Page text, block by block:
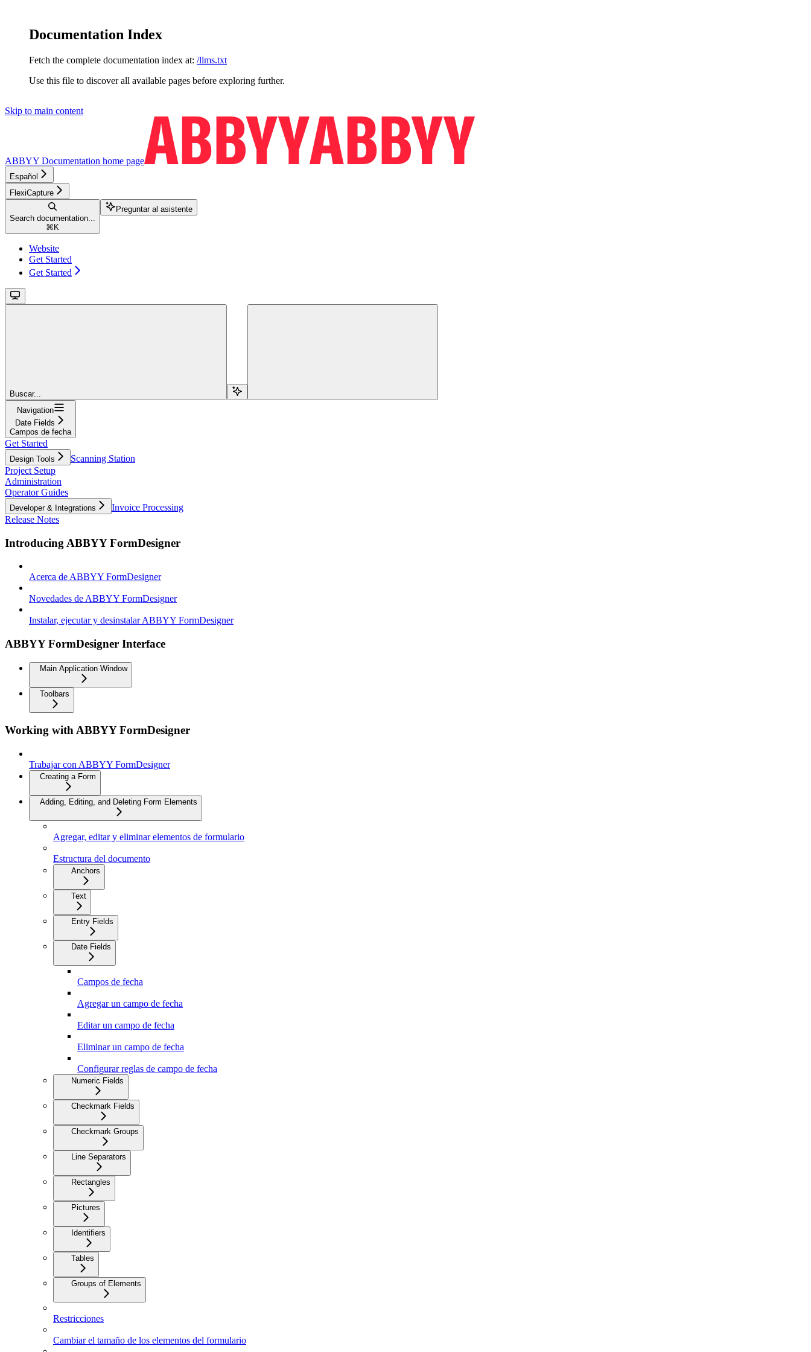
Documentation Index
Fetch the complete documentation index at: /llms.txt
Use this file to discover all available pages before exploring further.
Skip to main content
ABBYY Documentation home page
Español
FlexiCapture
Search documentation...
⌘ K
Preguntar al asistente
Website
Get Started
Get Started
Buscar...
Navigation
Date Fields
Campos de fecha
Get Started
Design Tools
Scanning Station
Project Setup
Administration
Operator Guides
Developer & Integrations
Invoice Processing
Release Notes
Introducing ABBYY FormDesigner
Acerca de ABBYY FormDesigner
Novedades de ABBYY FormDesigner
Instalar, ejecutar y desinstalar ABBYY FormDesigner
ABBYY FormDesigner Interface
Main Application Window
Toolbars
Working with ABBYY FormDesigner
Trabajar con ABBYY FormDesigner
Creating a Form
Adding, Editing, and Deleting Form Elements
Agregar, editar y eliminar elementos de formulario
Estructura del documento
Anchors
Text
Entry Fields
Date Fields
Campos de fecha
Agregar un campo de fecha
Editar un campo de fecha
Eliminar un campo de fecha
Configurar reglas de campo de fecha
Numeric Fields
Checkmark Fields
Checkmark Groups
Line Separators
Rectangles
Pictures
Identifiers
Tables
Groups of Elements
Restricciones
Cambiar el tamaño de los elementos del formulario